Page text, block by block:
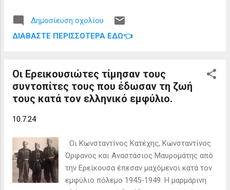
όπως δημοσιεύθηκε στο Φύλλο
Εφημερίδος της Κυβερνήσεως της 7ης
ΕΛΛΗΝΙΣΜΟΣ ΤΗΣ ΒΟΡΕΙΟΥ ΗΠΕΙΡΟ...
Ιωαννίνων. Η Παμβώτιδα θα γίνει η πρώτη
λίμνη της χώρας με αδειοδοτημένο
αποτυπώθηκε σε συνάντηση που είχαν ο
Διευθύνων Σύμβουλος της εταιρείας με τον
Δήμαρχο της πόλης. Επιπλέον, συζητήθηκαν
ενισχύσουν τον τουρισμό και τις
επιχειρηματικές δραστηριότητες στην
περιοχή. Αρχή προς Κέρκυρα Οι πτήσεις θα
ξεκινήσουν με δύο καθημερινά δρομολόγια
Δημοσίευση σχολίου
ΔΙΑΒΆΣΤΕ ΠΕΡΙΣΣΌΤΕΡΑ ΕΔΏ👈
Οι Ερεικουσιώτες τίμησαν τους
συντοπίτες τους που έδωσαν τη ζωή
τους κατά τον ελληνικό εμφύλιο.
10.7.24
Οι Κωνσταντίνος Κατέχης, Κωνσταντίνος
Όρφανος και Αναστάσιος Μαυρομάτης από
την Ερείκουσα έπεσαν μαχόμενοι κατά τον
εμφύλιο πόλεμο 1945-1949. Η μαρμάρινη